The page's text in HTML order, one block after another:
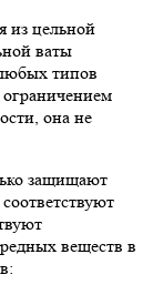
из цельной
ваты
типов
она не
защищают
веществ в